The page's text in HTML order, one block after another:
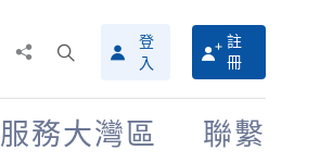
搜
尋
介
登
入
註
冊
服務大灣區 聯繫